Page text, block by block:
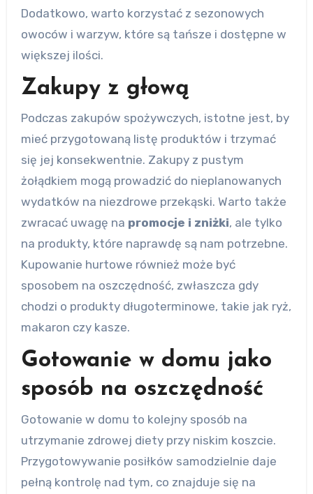
Dodatkowo, warto korzystać z sezonowych
owoców i warzyw, które są tańsze i dostępne w
większej ilości.
Zakupy z głową
Podczas zakupów spożywczych, istotne jest, by
mieć przygotowaną listę produktów i trzymać
się jej konsekwentnie. Zakupy z pustym
żołądkiem mogą prowadzić do nieplanowanych
wydatków na niezdrowe przekąski. Warto także
zwracać uwagę na promocje i zniżki, ale tylko
na produkty, które naprawdę są nam potrzebne.
Kupowanie hurtowe również może być
sposobem na oszczędność, zwłaszcza gdy
chodzi o produkty długoterminowe, takie jak ryż,
makaron czy kasze.
Gotowanie w domu jako
sposób na oszczędność
Gotowanie w domu to kolejny sposób na
utrzymanie zdrowej diety przy niskim koszcie.
Przygotowywanie posiłków samodzielnie daje
pełną kontrolę nad tym, co znajduje się na